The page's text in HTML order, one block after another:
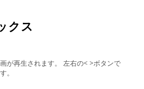
クス